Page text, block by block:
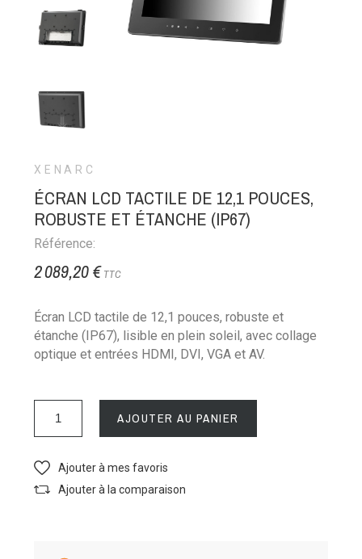
XENARC
ÉCRAN LCD TACTILE DE 12,1 POUCES,
ROBUSTE ET ÉTANCHE (IP67)
Référence:
2 089,20 € TTC
Écran LCD tactile de 12,1 pouces, robuste et
étanche (IP67), lisible en plein soleil, avec collage
optique et entrées HDMI, DVI, VGA et AV.
AJOUTER AU PANIER
Ajouter à mes favoris
Ajouter à la comparaison